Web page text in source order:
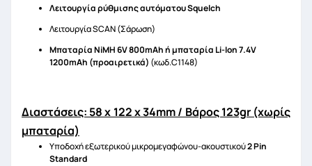
Λειτουργία ρύθμισης αυτόματουSquelch
Λειτουργία SCAN (Σάρωση)
ΜπαταρίαNiMH6V800mAhή μπαταρία Li-Ion7.4V
1200mAh (προαιρετικά) (κωδ.C1148)
Διαστάσεις: 58 x 122 x 34mm / Βάρος 123gr (χωρίς
μπαταρία)
Υποδοχή εξωτερικού μικρομεγαφώνου-ακουστικού2Pin
Standard